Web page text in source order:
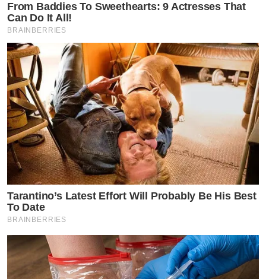
From Baddies To Sweethearts: 9 Actresses That
Can Do It All!
BRAINBERRIES
Tarantino’s Latest Effort Will Probably Be His Best
To Date
BRAINBERRIES